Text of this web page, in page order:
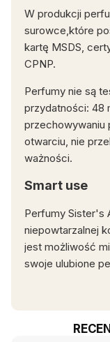
W produkcji
surowce,które
kartę MSDS,
CPNP.
Perfumy nie są
przydatności: 48
przechowywaniu
otwarciu, nie
ważności.
Smart use
Perfumy Sister's
niepowtarzalnej
jest możliwość
swoje ulubione